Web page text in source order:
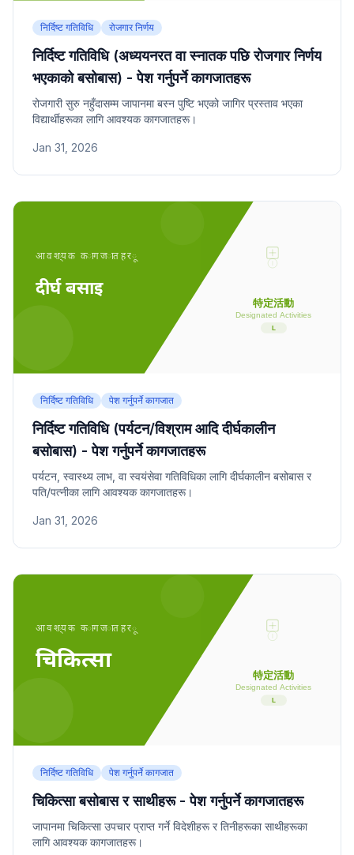
निर्दिष्ट गतिविधि रोजगार निर्णय
निर्दिष्ट गतिविधि (अध्ययनरत वा स्नातक पछि रोजगार निर्णय
भएकाको बसोबास) - पेश गर्नुपर्ने कागजातहरू
रोजगारी सुरु नहुँदासम्म जापानमा बस्न पुष्टि भएको जागिर प्रस्ताव भएका
विद्यार्थीहरूका लागि आवश्यक कागजातहरू।
Jan 31, 2026
निर्दिष्ट गतिविधि पेश गर्नुपर्ने कागजात
निर्दिष्ट गतिविधि (पर्यटन/विश्राम आदि दीर्घकालीन
बसोबास) - पेश गर्नुपर्ने कागजातहरू
पर्यटन, स्वास्थ्य लाभ, वा स्वयंसेवा गतिविधिका लागि दीर्घकालीन बसोबास र
पति/पत्नीका लागि आवश्यक कागजातहरू।
Jan 31, 2026
निर्दिष्ट गतिविधि पेश गर्नुपर्ने कागजात
चिकित्सा बसोबास र साथीहरू - पेश गर्नुपर्ने कागजातहरू
जापानमा चिकित्सा उपचार प्राप्त गर्ने विदेशीहरू र तिनीहरूका साथीहरूका
लागि आवश्यक कागजातहरू।